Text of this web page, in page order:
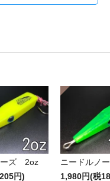
ーズ 2oz
円)
ニードルノ
1,980円(税